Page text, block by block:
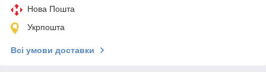
Нова Пошта
Укрпошта
Всі умови доставки